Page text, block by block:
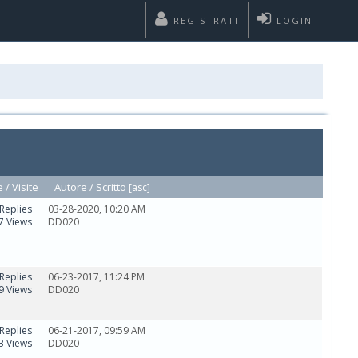
LOGIN
REGISTRATI
/Visite Autore / Scritto [asc]
Views
03-28-2020, 10:20 AM
DD020
Views
06-23-2017, 11:24 PM
DD020
Replies
Views
06-21-2017, 09:59 AM
DD020